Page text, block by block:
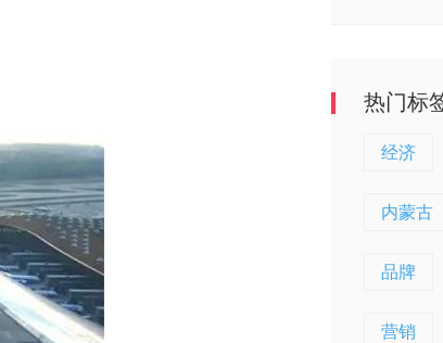
热门标
经济
内蒙古
品牌
营销